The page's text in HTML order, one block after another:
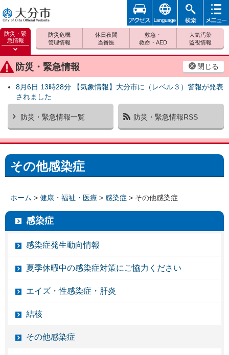
大分市
防災・緊
急情報
防災緊
急情報
を開く
防災・緊急情報 閉じる
8月6日 13時28分 【気象情報】大分市に（レベル３）警報が発表
されました
防災・緊急情報一覧 防災・緊急情報RSS
防災危機
管理情報
休日夜間
当番医
救急・
救命・AED
大気汚染
監視情報
アクセ
ス
foreign 検索
メニュ
その他感染症
ホーム > 健康・福祉・医療 > 感染症 > その他感染症
感染症
感染症発生動向情報
夏季休暇中の感染症対策にご協力ください
エイズ・性感染症・肝炎
結核
その他感染症